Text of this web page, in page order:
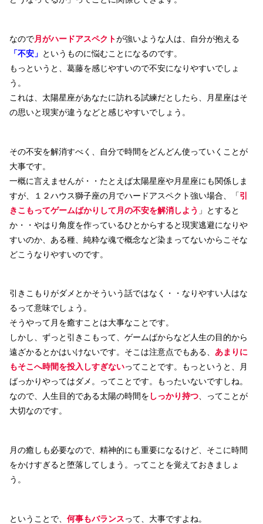
なので月がハードアスペクトが強いような人は、自分が抱える
「不安」 というものに悩むことになるのです。
もっというと、葛藤を感じやすいので不安になりやすいでしょ
う。
これは、太陽星座があなたに訪れる試練だとしたら、月星座はそ
の思いと現実が違うなどと感じやすいでしょう。
その不安を解消すべく、自分で時間をどんどん使っていくことが
大事です。
一概に言えませんが・・たとえば太陽星座や月星座にも関係しま
すが、１２ハウス獅子座の月でハードアスペクト強い場合、「引
きこもってゲームばかりして月の不安を解消しよう 」とすると
か・・やはり角度を作っているひとからすると現実逃避になりや
すいのか、ある種、純粋な魂で概念など染まってないからこそな
どこうなりやすいのです。
引きこもりがダメとかそういう話ではなく・・なりやすい人はな
るって意味でしょう。
そうやって月を癒すことは大事なことです。
しかし、ずっと引きこもって、ゲームばからなど人生の目的から
遠ざかるとかはいけないです。そこは注意点でもある、 あまりに
もそこへ時間を投入しすぎないってことです。もっというと、月
ばっかりやってはダメ。ってことです。もったいないですしね。
なので、人生目的である太陽の時間を しっかり持つ、ってことが
大切なのです。
月の癒しも必要なので、精神的にも重要になるけど、そこに時間
をかけすぎると堕落してしまう。ってことを覚えておきましょ
う。
ということで、 何事もバランスって、大事ですよね。